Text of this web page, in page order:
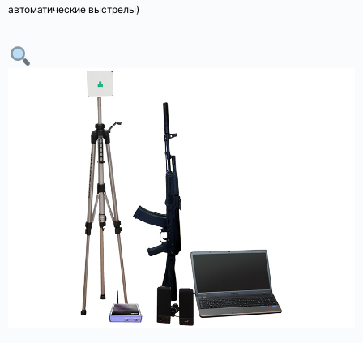
автоматические выстрелы)